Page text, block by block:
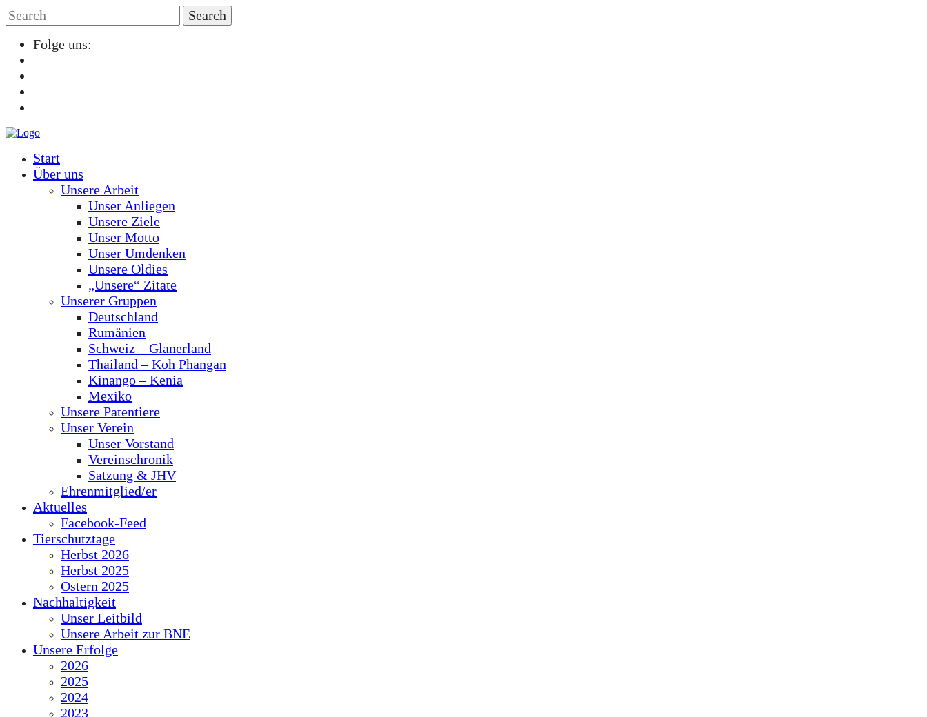
Folge uns:
Start
Über uns
Unsere Arbeit
Unser Anliegen
Unsere Ziele
Unser Motto
Unser Umdenken
Unsere Oldies
„Unsere“ Zitate
Unserer Gruppen
Deutschland
Rumänien
Schweiz – Glanerland
Thailand – Koh Phangan
Kinango – Kenia
Mexiko
Unsere Patentiere
Unser Verein
Unser Vorstand
Vereinschronik
Satzung & JHV
Ehrenmitglied/er
Aktuelles
Facebook-Feed
Tierschutztage
Herbst 2026
Herbst 2025
Ostern 2025
Nachhaltigkeit
Unser Leitbild
Unsere Arbeit zur BNE
Unsere Erfolge
2026
2025
2024
2023